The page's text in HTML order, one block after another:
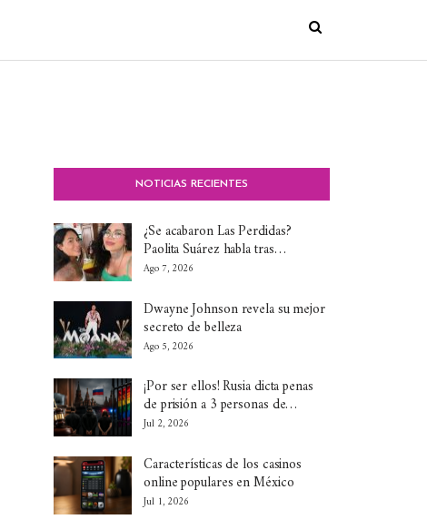
NOTICIAS RECIENTES
¿Se acabaron Las Perdidas?
Paolita Suárez habla tras…
Ago 7, 2026
Dwayne Johnson revela su mejor
secreto de belleza
Ago 5, 2026
¡Por ser ellos! Rusia dicta penas
de prisión a 3 personas de…
Jul 2, 2026
Características de los casinos
online populares en México
Jul 1, 2026